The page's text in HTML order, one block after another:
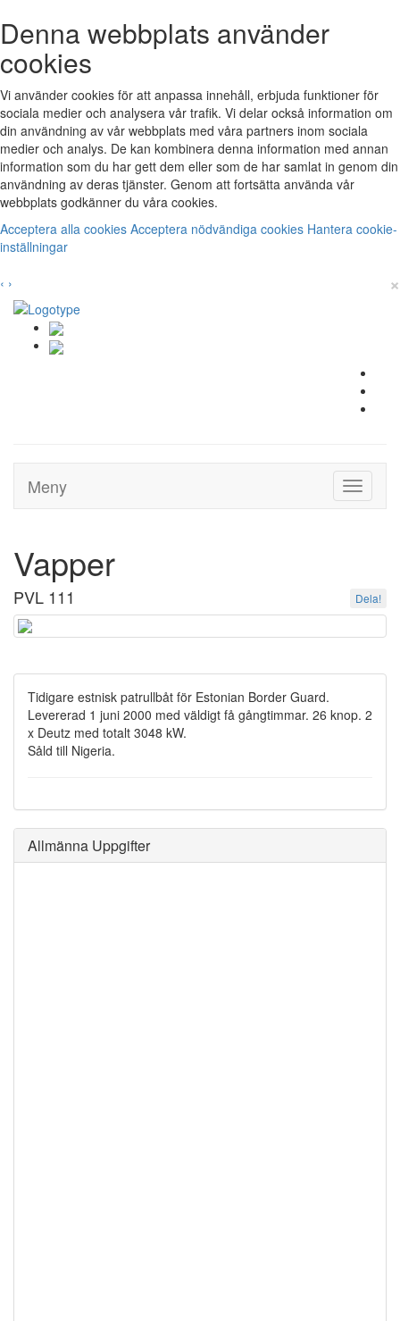
Denna webbplats använder
cookies
Vi använder cookies för att anpassa innehåll, erbjuda funktioner för
sociala medier och analysera vår trafik. Vi delar också information om
din användning av vår webbplats med våra partners inom sociala
medier och analys. De kan kombinera denna information med annan
information som du har gett dem eller som de har samlat in genom din
användning av deras tjänster. Genom att fortsätta använda vår
webbplats godkänner du våra cookies.
Acceptera alla cookies Acceptera nödvändiga cookies Hantera cookie-
inställningar
‹ › ×
Toggle
Meny
Vapper
PVL 111 Dela!
Tidigare estnisk patrullbåt för Estonian Border Guard.
Levererad 1 juni 2000 med väldigt få gångtimmar. 26 knop. 2
x Deutz med totalt 3048 kW.
Såld till Nigeria.
Allmänna Uppgifter